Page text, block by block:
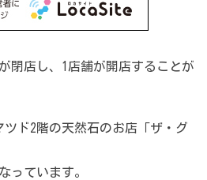
閉店し、1店舗が開店することが
ド2階の天然石のお店「ザ・グ
っています。